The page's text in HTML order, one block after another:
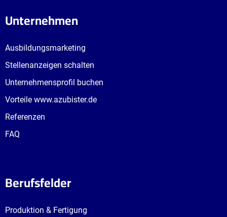
Unternehmen
Ausbildungsmarketing
Stellenanzeigen schalten
Unternehmensprofil buchen
Vorteile www.azubister.de
Referenzen
FAQ
Berufsfelder
Produktion & Fertigung